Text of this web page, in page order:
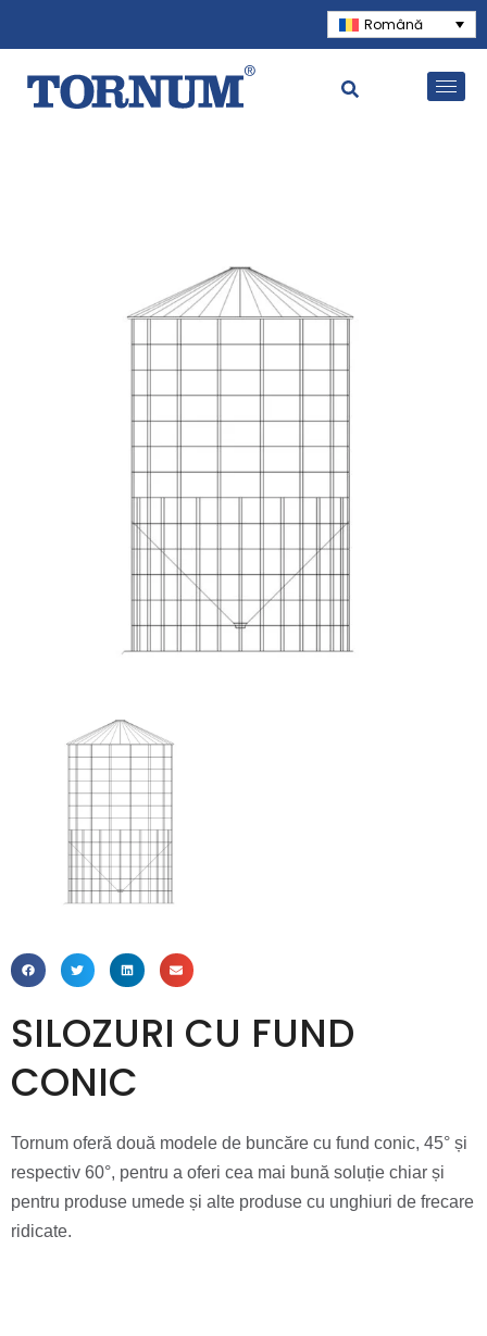
Română
SILOZURI CU FUND
CONIC
Tornum oferă două modele de buncăre cu fund conic, 45° și
respectiv 60°, pentru a oferi cea mai bună soluție chiar și
pentru produse umede și alte produse cu unghiuri de frecare
ridicate.